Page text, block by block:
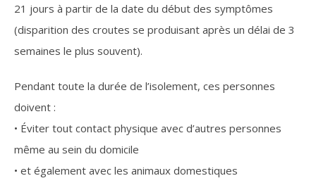
21 jours à partir de la date du début des symptômes
(disparition des croutes se produisant après un délai de 3
semaines le plus souvent).
Pendant toute la durée de l’isolement, ces personnes
doivent :
• Éviter tout contact physique avec d’autres personnes
même au sein du domicile
• et également avec les animaux domestiques